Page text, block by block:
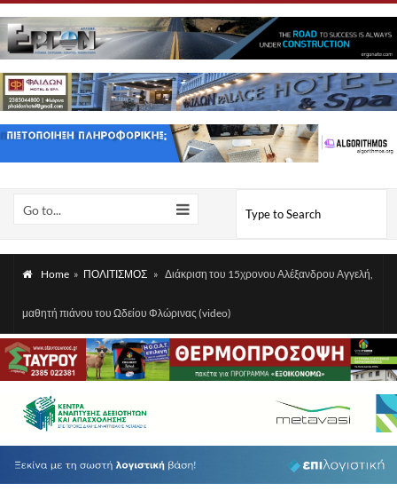
Go to...
Home » ΠΟΛΙΤΙΣΜΟΣ » Διάκριση του 15χρονου Αλέξανδρου Αγγελή,
μαθητή πιάνου του Ωδείου Φλώρινας (video)